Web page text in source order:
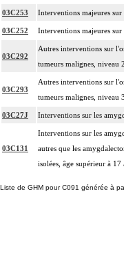
03C253 Interventions majeures
03C252 Interventions majeures
03C292
Autres interventions sur
tumeurs malignes, niveau 2
03C293
Autres interventions sur
tumeurs malignes, niveau 3
03C27J Interventions sur les
03C131
Interventions sur les
autres que les
isolées, âge supérieur à 17
Liste de GHM pour C091 générée à